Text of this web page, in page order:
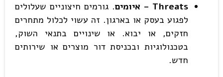
Threats– איומים. גורמים חיצוניים שעלולים
לפגוע בעסק או בארגון. זה עשוי לכלול מתחרים
חזקים, או יבוא. או שינויים בתנאי השוק,
בטכנולוגיות ובכניסת דור מוצרים או שירותים
חדש.